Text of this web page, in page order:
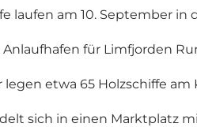
laufen am 10. September in
für Limfjorden
legen etwa 65 Holzschiffe
sich in einen Marktplatz